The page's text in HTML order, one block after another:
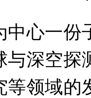
一份子
与深空探
等领域的